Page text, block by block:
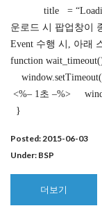
title = “Loading”
운로드 시 팝업창이
Event 수행 시, 아래
function
<%– 1초 –%>
}
Posted: 2015-06-03
Under: BSP
더보기